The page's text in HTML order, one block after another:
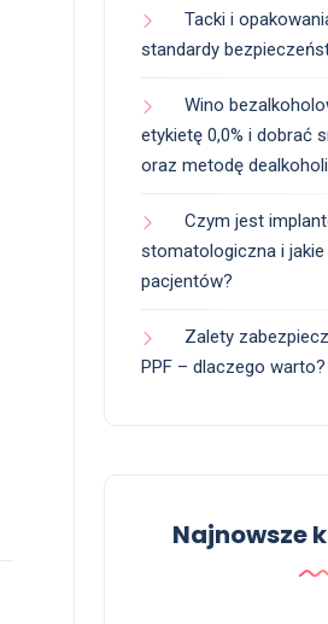
Tacki i
standardy
Wino
etykietę 0,0% i dobrać
oraz metodę
Czym jest
stomatologiczna i
pacjentów?
Zalety
PPF – dlaczego warto?
Najnowsze